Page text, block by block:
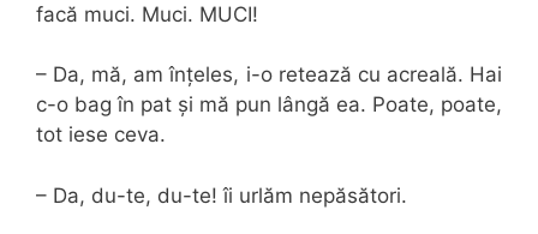
facă muci. Muci. MUCI!
– Da, mă, am înțeles, i-o retează cu acreală. Hai
c-o bag în pat și mă pun lângă ea. Poate, poate,
tot iese ceva.
– Da, du-te, du-te! îi urlăm nepăsători.